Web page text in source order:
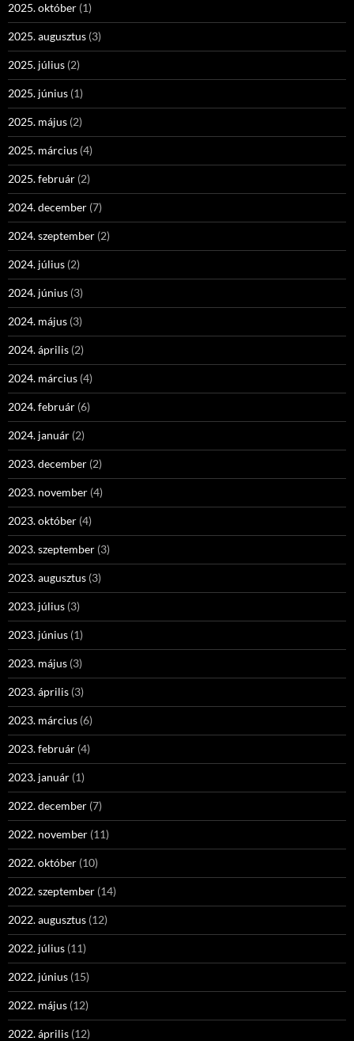
2025. október (1)
2025. augusztus (3)
2025. július (2)
2025. június (1)
2025. május (2)
2025. március (4)
2025. február (2)
2024. december (7)
2024. szeptember (2)
2024. július (2)
2024. június (3)
2024. május (3)
2024. április (2)
2024. március (4)
2024. február (6)
2024. január (2)
2023. december (2)
2023. november (4)
2023. október (4)
2023. szeptember (3)
2023. augusztus (3)
2023. július (3)
2023. június (1)
2023. május (3)
2023. április (3)
2023. március (6)
2023. február (4)
2023. január (1)
2022. december (7)
2022. november (11)
2022. október (10)
2022. szeptember (14)
2022. augusztus (12)
2022. július (11)
2022. június (15)
2022. május (12)
2022. április (12)